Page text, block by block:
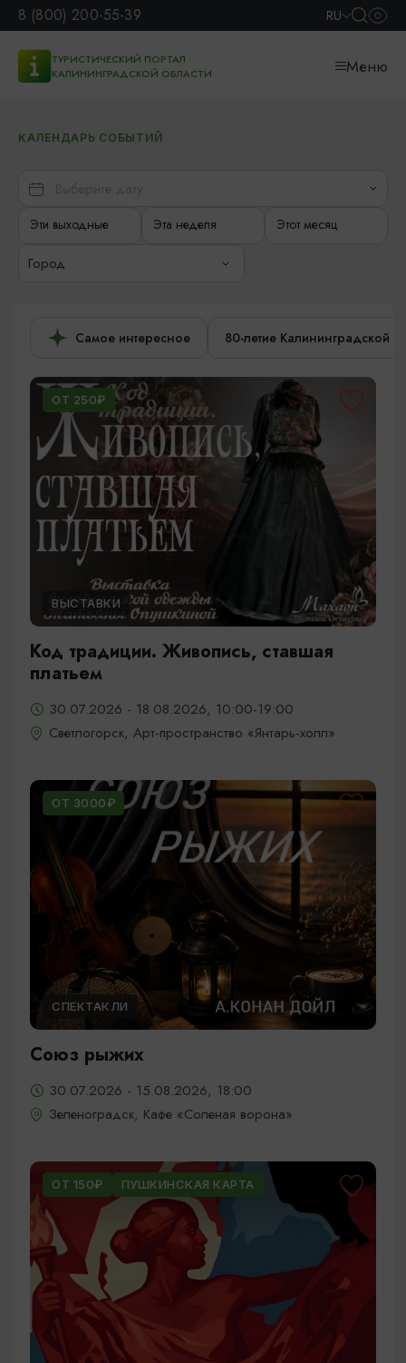
8 (800) 200-55-39 RU
ТУРИСТИЧЕСКИЙ ПОРТАЛ
КАЛИНИНГРАДСКОЙ ОБЛАСТИ
Меню
КАЛЕНДАРЬ СОБЫТИЙ
Эти выходные Эта неделя Этот месяц
Город
Самое интересное 80-летие Калининградской
ОТ 250₽
ВЫСТАВКИ
Код традиции. Живопись, ставшая
платьем
30.07.2026 - 18.08.2026, 10:00-19:00
Светлогорск, Арт-пространство «Янтарь-холл»
ОТ 3000₽
СПЕКТАКЛИ
Союз рыжих
30.07.2026 - 15.08.2026, 18:00
Зеленоградск, Кафе «Соленая ворона»
ОТ 150₽ ПУШКИНСКАЯ КАРТА